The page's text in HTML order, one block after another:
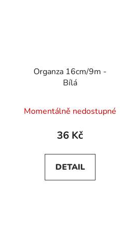
Organza 16cm/9m -
Bílá
hodnocení
produktu
5,0
z
Momentálně nedostupné
36 Kč
DETAIL